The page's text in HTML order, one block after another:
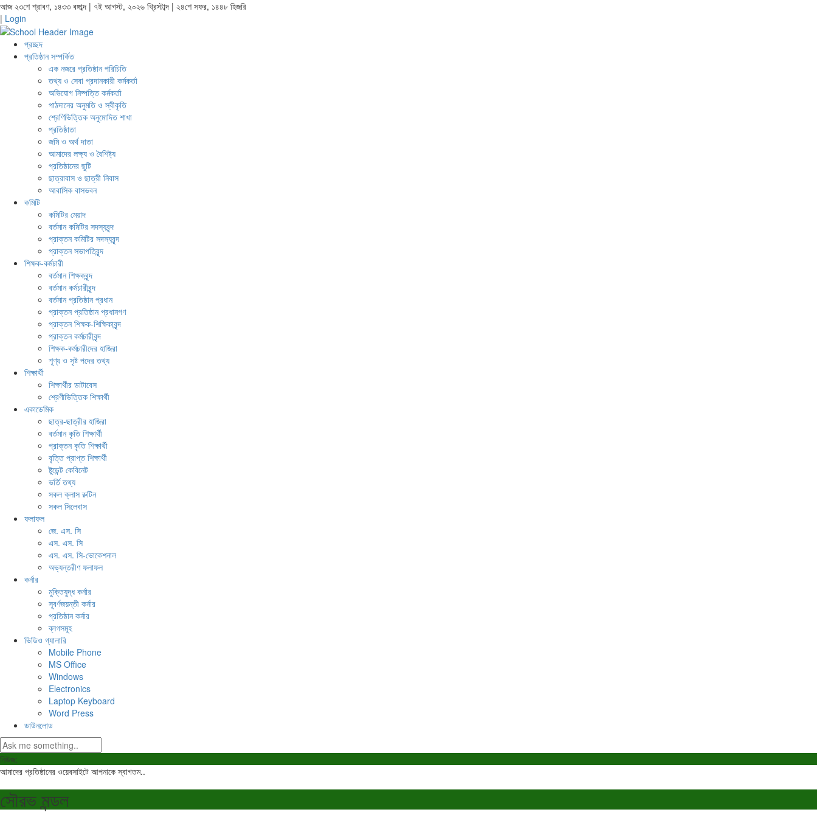
আজ ২৩শে শ্রাবণ, ১৪৩৩ বঙ্গাব্দ | ৭ই আগস্ট, ২০২৬ খ্রিস্টাব্দ | ২৪শে সফর, ১৪৪৮ হিজরি
| Login
প্রচ্ছদ
প্রতিষ্ঠান সম্পর্কিত
এক নজরে প্রতিষ্ঠান পরিচিতি
তথ্য ও সেবা প্রদানকারী কর্মকর্তা
অভিযোগ নিষ্পত্তি কর্মকর্তা
পাঠদানের অনুমতি ও স্বীকৃতি
শ্রেণিভিত্তিক অনুমোদিত শাখা
প্রতিষ্ঠাতা
জমি ও অর্থ দাতা
আমাদের লক্ষ্য ও বৈশিষ্ট্য
প্রতিষ্ঠানের ছুটি
ছাত্রাবাস ও ছাত্রী নিবাস
আবাসিক বাসভবন
কমিটি
কমিটির মেয়াদ
বর্তমান কমিটির সদস্যবৃন্দ
প্রাক্তন কমিটির সদস্যবৃন্দ
প্রাক্তন সভাপতিবৃন্দ
শিক্ষক-কর্মচারী
বর্তমান শিক্ষকবৃন্দ
বর্তমান কর্মচারীবৃন্দ
বর্তমান প্রতিষ্ঠান প্রধান
প্রাক্তন প্রতিষ্ঠান প্রধানগণ
প্রাক্তন শিক্ষক-শিক্ষিকাবৃন্দ
প্রাক্তন কর্মচারীবৃন্দ
শিক্ষক-কর্মচারীদের হাজিরা
শূণ্য ও সৃষ্ট পদের তথ্য
শিক্ষার্থী
শিক্ষার্থীর ডাটাবেস
শ্রেণীভিত্তিক শিক্ষার্থী
একাডেমিক
ছাত্র-ছাত্রীর হাজিরা
বর্তমান কৃতি শিক্ষার্থী
প্রাক্তন কৃতি শিক্ষার্থী
বৃত্তি প্রাপ্ত শিক্ষার্থী
ষ্টুডেন্ট কেবিনেট
ভর্তি তথ্য
সকল ক্লাস রুটিন
সকল সিলেবাস
ফলাফল
জে. এস. সি
এস. এস. সি
এস. এস. সি-ভোকেশনাল
অভ্যন্তরীণ ফলাফল
কর্নার
মুক্তিযুদ্ধ কর্নার
সূবর্ণজয়ন্তী কর্নার
প্রতিষ্ঠান কর্নার
ব্লগসমূহ
ভিডিও গ্যালারি
Mobile Phone
MS Office
Windows
Electronics
Laptop Keyboard
Word Press
ডাউনলোড
নিউজ:
আমাদের প্রতিষ্ঠানের ওয়েবসাইটে আপনাকে স্বাগতম..
সৌরভ মন্ডল